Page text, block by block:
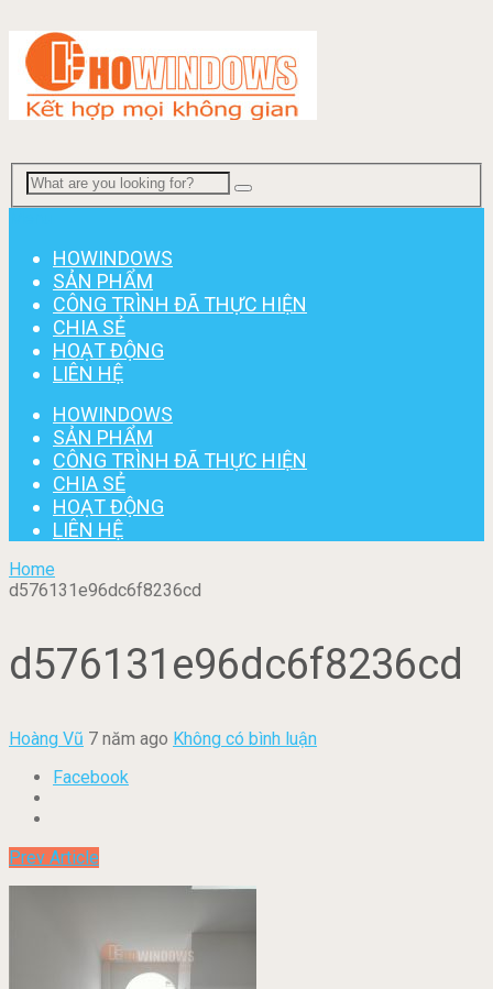
HOWINDOWS
SẢN PHẨM
CÔNG TRÌNH ĐÃ THỰC HIỆN
CHIA SẺ
HOẠT ĐỘNG
LIÊN HỆ
HOWINDOWS
SẢN PHẨM
CÔNG TRÌNH ĐÃ THỰC HIỆN
CHIA SẺ
HOẠT ĐỘNG
LIÊN HỆ
Home
d576131e96dc6f8236cd
d576131e96dc6f8236cd
Hoàng Vũ 7 năm ago Không có bình luận
Facebook
Prev Article